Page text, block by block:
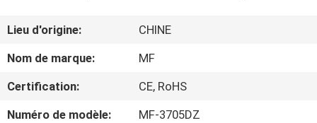
A
PROPOS
NOUS
Lieu d'origine:
CHINE
Nom de marque:
MF
Certification:
CE, RoHS
Numéro de modèle:
MF-3705DZ